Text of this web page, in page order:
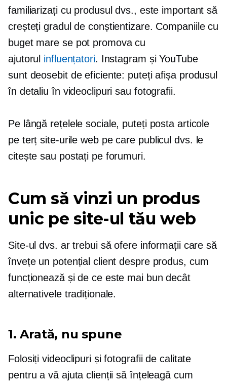
familiarizați cu produsul dvs., este important să
creșteți gradul de conștientizare. Companiile cu
buget mare se pot promova cu
ajutorul influențatori. Instagram și YouTube
sunt deosebit de eficiente: puteți afișa produsul
în detaliu în videoclipuri sau fotografii.
Pe lângă rețelele sociale, puteți posta articole
pe terț site-urile web pe care publicul dvs. le
citește sau postați pe forumuri.
Cum să vinzi un produs
unic pe site-ul tău web
Site-ul dvs. ar trebui să ofere informații care să
învețe un potențial client despre produs, cum
funcționează și de ce este mai bun decât
alternativele tradiționale.
1. Arată, nu spune
Folosiți videoclipuri și fotografii de calitate
pentru a vă ajuta clienții să înțeleagă cum